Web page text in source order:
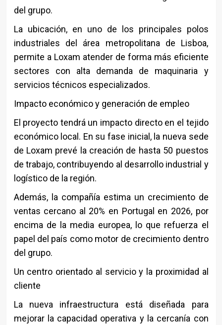
del grupo.
La ubicación, en uno de los principales polos
industriales del área metropolitana de Lisboa,
permite a Loxam atender de forma más eficiente
sectores con alta demanda de maquinaria y
servicios técnicos especializados.
Impacto económico y generación de empleo
El proyecto tendrá un impacto directo en el tejido
económico local. En su fase inicial, la nueva sede
de Loxam prevé la creación de hasta 50 puestos
de trabajo, contribuyendo al desarrollo industrial y
logístico de la región.
Además, la compañía estima un crecimiento de
ventas cercano al 20% en Portugal en 2026, por
encima de la media europea, lo que refuerza el
papel del país como motor de crecimiento dentro
del grupo.
Un centro orientado al servicio y la proximidad al
cliente
La nueva infraestructura está diseñada para
mejorar la capacidad operativa y la cercanía con